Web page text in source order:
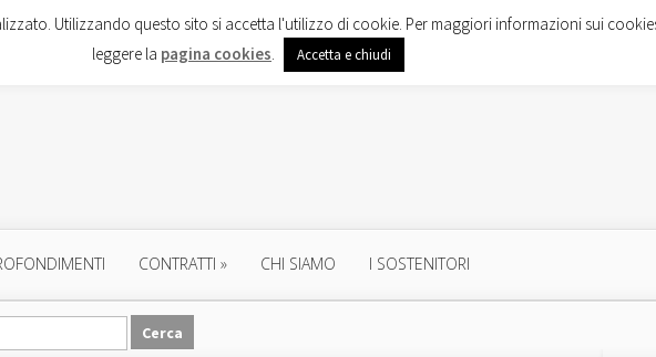
CONTRATTI » CHI SIAMO I SOSTENITORI
Utilizzando questo sito si accetta l'utilizzo di cookie. Per maggiori informazioni sui
leggere la pagina cookies. Accetta e chiudi